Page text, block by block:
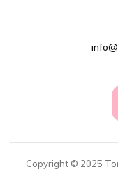
Copyright © 2025